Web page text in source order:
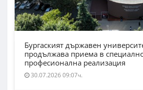
Бургаският държавен
продължава приема в
професионална реализация
30.07.2026 09:07ч.